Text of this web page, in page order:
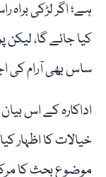
ہے؛ اگر لڑکی
کیا جائے گا،
ساس بھی آرام
اداکارہ کے اس
خیالات کا اظہار
موضوع بحث کا